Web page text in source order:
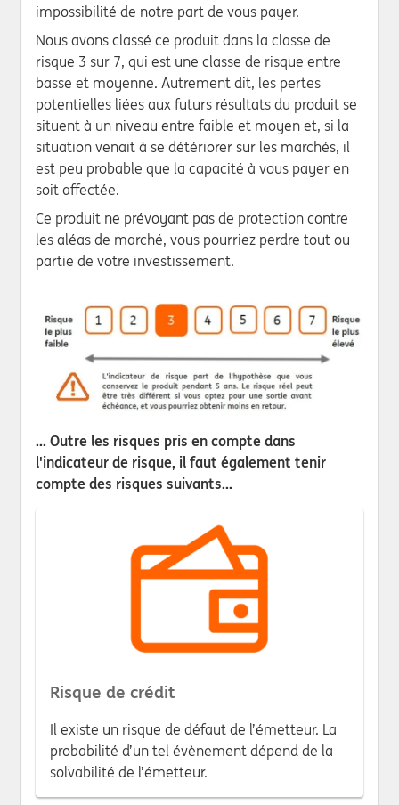
impossibilité de notre part de vous payer.
Nous avons classé ce produit dans la classe de
risque 3 sur 7, qui est une classe de risque entre
basse et moyenne. Autrement dit, les pertes
potentielles liées aux futurs résultats du produit se
situent à un niveau entre faible et moyen et, si la
situation venait à se détériorer sur les marchés, il
est peu probable que la capacité à vous payer en
soit affectée.
Ce produit ne prévoyant pas de protection contre
les aléas de marché, vous pourriez perdre tout ou
partie de votre investissement.
... Outre les risques pris en compte dans
l'indicateur de risque, il faut également tenir
compte des risques suivants...
Risque de crédit
Il existe un risque de défaut de l’émetteur. La
probabilité d’un tel évènement dépend de la
solvabilité de l’émetteur.